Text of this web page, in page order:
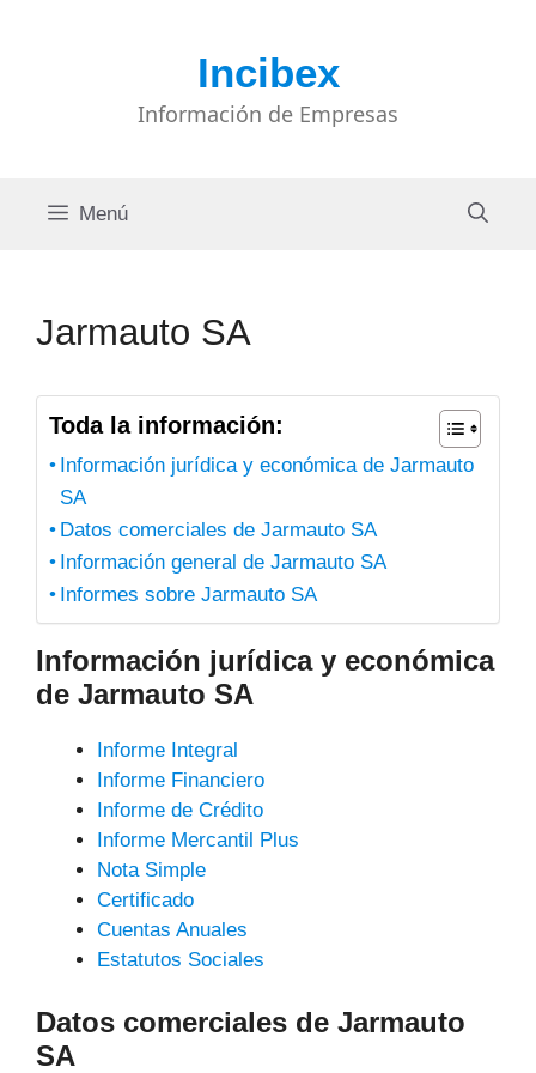
Incibex
Información de Empresas
Menú
Jarmauto SA
Toda la información:
Información jurídica y económica de Jarmauto
SA
Datos comerciales de Jarmauto SA
Información general de Jarmauto SA
Informes sobre Jarmauto SA
Información jurídica y económica
de Jarmauto SA
Informe Integral
Informe Financiero
Informe de Crédito
Informe Mercantil Plus
Nota Simple
Certificado
Cuentas Anuales
Estatutos Sociales
Datos comerciales de Jarmauto
SA